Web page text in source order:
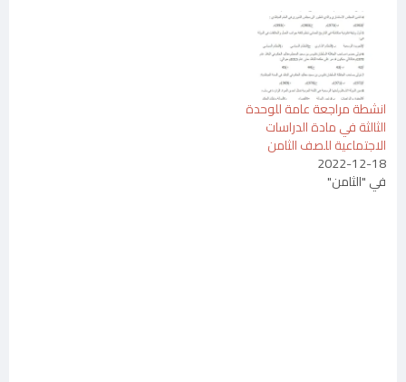
انشطة ﻣﺮاﺟﻌﺔ ﻋﺎﻣﺔ ﻟﻠﻮﺣﺪة
اﻟﺜﺎﻟﺜﺔ ﻓﻲ ﻣﺎدة اﻟﺪراﺳﺎت
اﻻﺟﺘﻤﺎﻋﯿﺔ ﻟﻠﺼﻒ اﻟﺜﺎﻣﻦ
2022-12-18
في "الثامن"